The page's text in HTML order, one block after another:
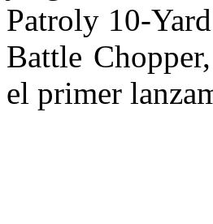
Patroly 10-
Battle
el primer